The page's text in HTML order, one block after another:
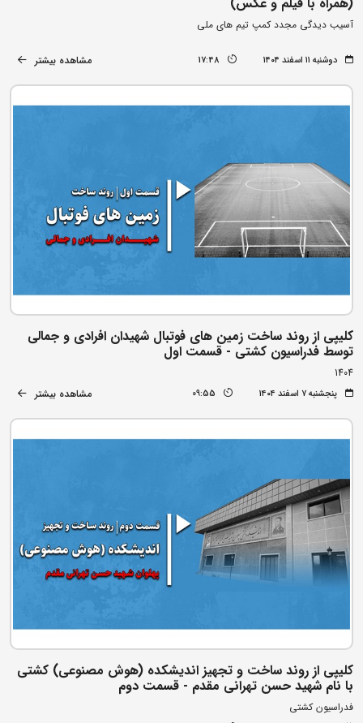
آسیب دیدگی مجدد کمپ تیم های ملی
دوشنبه ۱۱ اسفند ۱۴۰۴ 17:48 مشاهده بیشتر
کلیپی از روند ساخت زمین های فوتبال شهیدان افرادی و جمالی
توسط فدراسیون کشتی - قسمت اول
1404
پنجشنبه ۷ اسفند ۱۴۰۴ 09:55 مشاهده بیشتر
کلیپی از روند ساخت و تجهیز اندیشکده (هوش مصنوعی) کشتی
با نام شهید حسن تهرانی مقدم - قسمت دوم
فدراسیون کشتی